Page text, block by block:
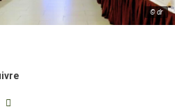
© dr